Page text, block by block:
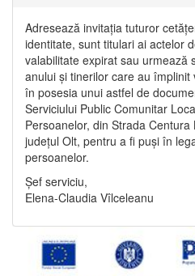
Adresează invitația tuturor
identitate, sunt titulari ai actelor
valabilitate expirat sau urmează
anului și tinerilor care au
în posesia unui astfel de
Serviciului Public Comunitar
Persoanelor, din Strada
județul Olt, pentru a fi puși în
persoanelor.
Șef serviciu,
Elena-Claudia Vîlceleanu